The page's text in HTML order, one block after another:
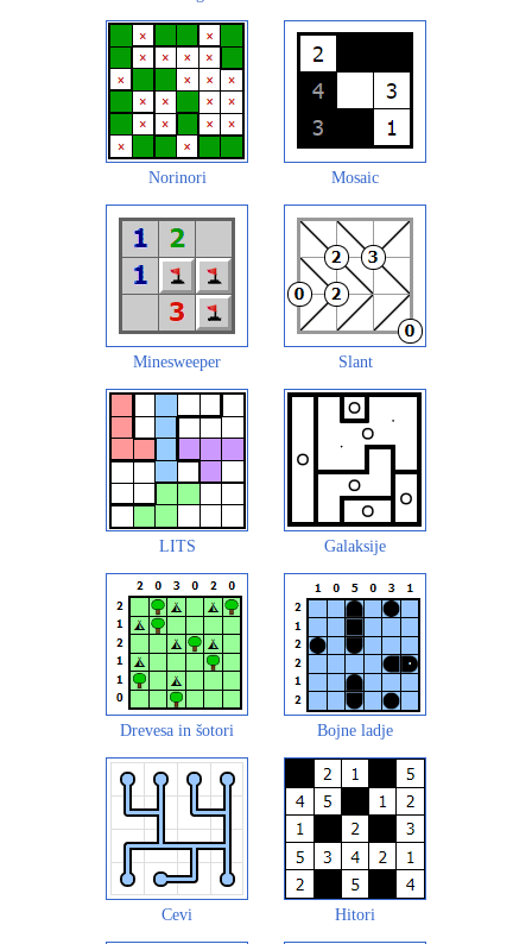
Norinori Mosaic
Minesweeper Slant
LITS Galaksije
Drevesa in šotori Bojne ladje
Cevi Hitori